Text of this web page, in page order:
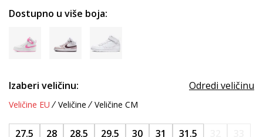
Dostupno u više boja:
Izaberi veličinu: Odredi veličinu
Veličine EU Veličine Veličine CM
27.5 28 28.5 29.5 30 31 31.5